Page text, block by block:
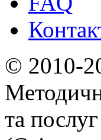
© 2010-
та послуг